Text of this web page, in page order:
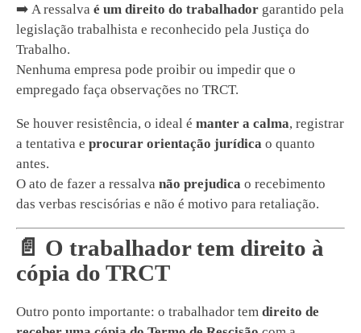
➡️ A ressalva é um direito do trabalhador garantido pela
legislação trabalhista e reconhecido pela Justiça do
Trabalho.
Nenhuma empresa pode proibir ou impedir que o
empregado faça observações no TRCT.
Se houver resistência, o ideal é manter a calma, registrar
a tentativa e procurar orientação jurídica o quanto
antes.
O ato de fazer a ressalva não prejudica o recebimento
das verbas rescisórias e não é motivo para retaliação.
📄 O trabalhador tem direito à
cópia do TRCT
Outro ponto importante: o trabalhador tem direito de